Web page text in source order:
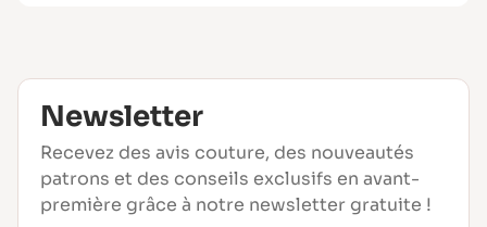
Newsletter
Recevez des avis couture, des nouveautés
patrons et des conseils exclusifs en avant-
première grâce à notre newsletter gratuite !